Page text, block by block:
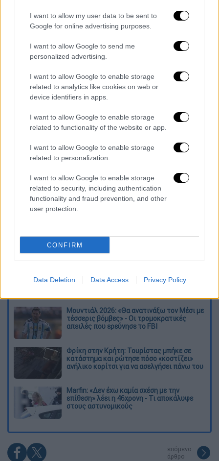
I want to allow my user data to be sent to
Google for online advertising purposes.
I want to allow Google to send me
personalized advertising.
I want to allow Google to enable storage
related to analytics like cookies on web or
device identifiers in apps.
I want to allow Google to enable storage
related to functionality of the website or app.
I want to allow Google to enable storage
related to personalization.
I want to allow Google to enable storage
related to security, including authentication
functionality and fraud prevention, and other
user protection.
CONFIRM
Data Deletion Data Access Privacy Policy
Πιο συγκεκριμένα, ο ένας φέρεται να
κατηγορείται ότι είχε στην κατοχή του το
συγκεκριμένο υλικό.
Τα σχολιά σας δημοσιεύονται άμεσα με δική σας ευθύνη. Το
διαγράφονται
Διαβάστε ακόμη
γνωστό τύπο μεταδοτικού καρκίνου στον
κόσμο
Μουντιάλ 2026: «Θα ανατινάξω τον Μέσι με
τέσσερις βόμβες» - Οι τρομοκρατικές
απειλές που ερεύνησε το FBI
Φρίκη στην Κρήτη: Τουρίστας μπήκε σε
κατάστημα και ρώτησε πόσο «κοστίζει»
ανήλικο κορίτσι για να ασελγήσει πάνω του
Marfin: «Δεν έχω καμία σχέση με την
επίθεση» λέει η 46χρονη - Τι αποκάλυψε
στους αστυνομικούς
επόμενο
άρθρο